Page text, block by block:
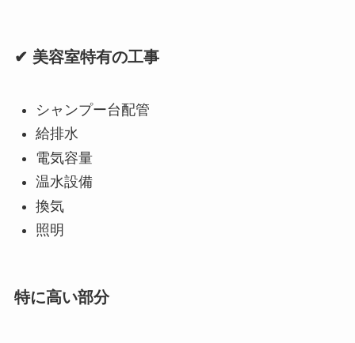
✔ 美容室特有の工事
シャンプー台配管
給排水
電気容量
温水設備
換気
照明
特に高い部分